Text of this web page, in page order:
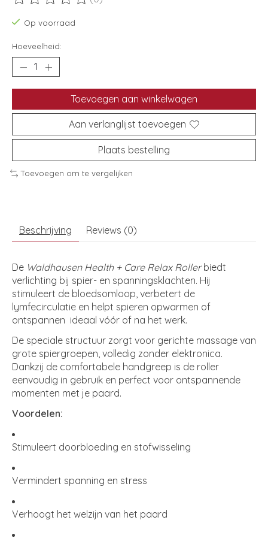
De beoordeling van dit product is
Op voorraad
Hoeveelheid:
Toevoegen aan winkelwagen
Aan verlanglijst toevoegen
Plaats bestelling
Toevoegen om te vergelijken
Beschrijving Reviews (0)
De Waldhausen Health + Care Relax Rollerbiedt
verlichting bij spier- en spanningsklachten. Hij
stimuleert de bloedsomloop, verbetert de
lymfecirculatie en helpt spieren opwarmen of
ontspannen ideaal vóór of na het werk.
De speciale structuur zorgt voor gerichte massage van
grote spiergroepen, volledig zonder elektronica.
Dankzij de comfortabele handgreep is de roller
eenvoudig in gebruik en perfect voor ontspannende
momenten met je paard.
Voordelen:
Stimuleert doorbloeding en stofwisseling
Vermindert spanning en stress
Verhoogt het welzijn van het paard